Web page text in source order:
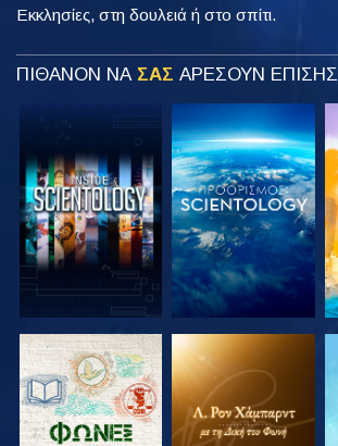
Εκκλησίες, στη δουλειά ή στο σπίτι.
ΠΙΘΑΝΟΝ ΝΑ ΣΑΣ ΑΡΕΣΟΥΝ ΕΠΙΣΗΣ
ΕΞΕΡΕΥΝΗΣΤΕ
ΤΗ ΣΕΙΡΑ
ΕΞΕΡΕΥΝΗΣΤΕ
ΤΗ ΣΕΙΡΑ